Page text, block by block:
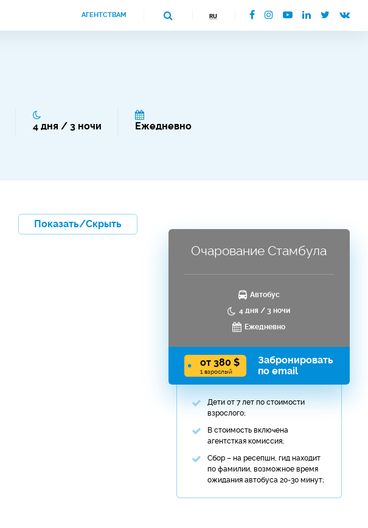
АГЕНТСТВАМ
4 дня / 3 ночи Ежедневно
Показать/Скрыть
Очарование Стамбула
Автобус
4 дня / 3 ночи
Ежедневно
от 380 $
1 взрослый
Забронировать
по email
Дети от 7 лет по стоимости
взрослого;
В стоимость включена
агентсткая комиссия;
Сбор – на ресепшн, гид находит
по фамилии, возможное время
ожидания автобуса 20-30 минут;